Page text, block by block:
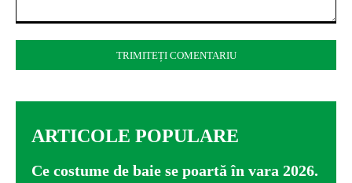
ARTICOLE POPULARE
Ce costume de baie se poartă în vara 2026.